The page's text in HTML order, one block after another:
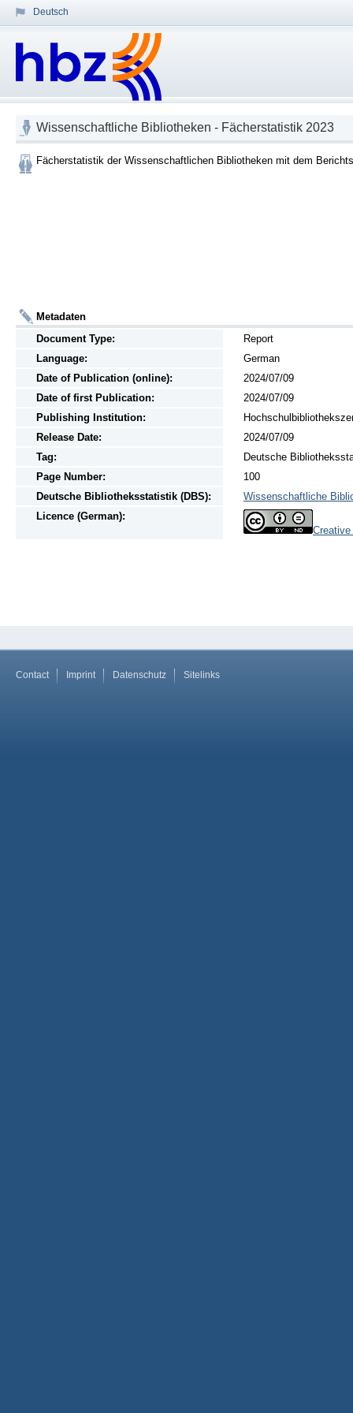
Deutsch
Wissenschaftliche Bibliotheken - Fächerstatistik 2023
Fächerstatistik der Wissenschaftlichen Bibliotheken mit dem
Metadaten
Document Type:
Report
Language:
German
Date of Publication (online):
2024/07/09
Date of first Publication:
2024/07/09
Publishing Institution:
Release Date:
2024/07/09
Tag:
Deutsche
Page Number:
100
Deutsche Bibliotheksstatistik (DBS):
Wissenschaftliche
Licence (German):
Contact Imprint Datenschutz Sitelinks